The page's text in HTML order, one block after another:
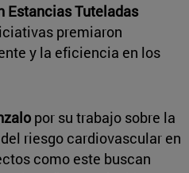
Estancias Tuteladas
premiaron
y la eficiencia en los
por su trabajo sobre la
riesgo cardiovascular en
como este buscan